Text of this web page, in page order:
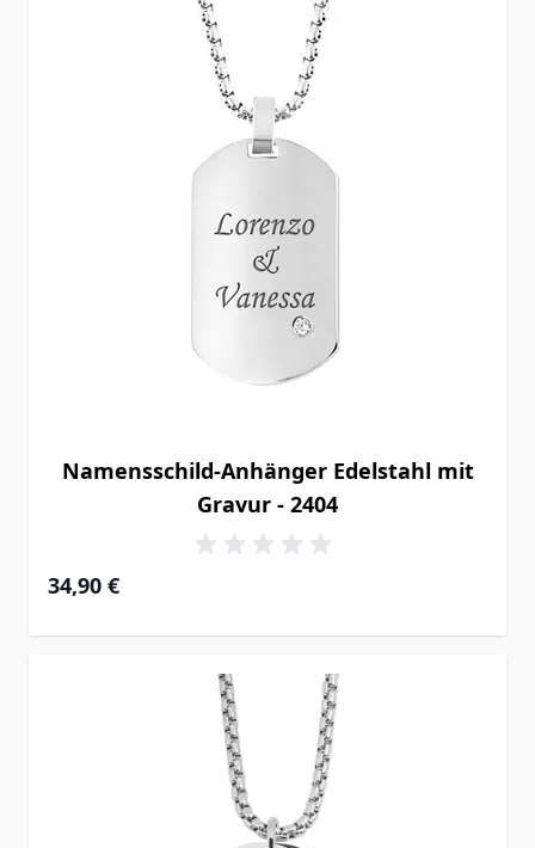
Namensschild-Anhänger Edelstahl mit
Gravur - 2404
34,90 €